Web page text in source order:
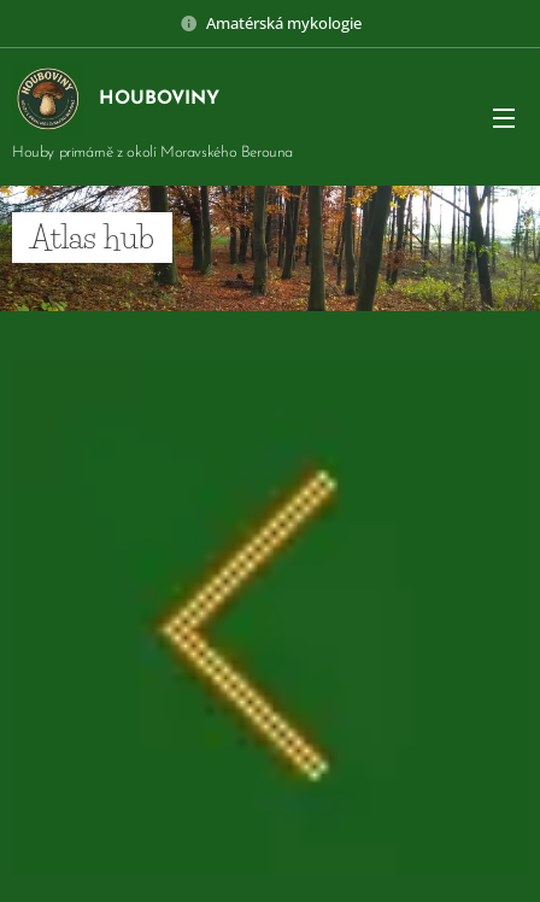
Amatérská mykologie
HOUBOVINY
Houby primárně z okolí Moravského Berouna
Atlas hub